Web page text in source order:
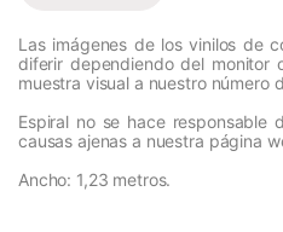
Las imágenes de los vinilos de
diferir dependiendo del monitor
muestra visual a nuestro número
Espiral no se hace responsable
causas ajenas a nuestra página
Ancho: 1,23 metros.